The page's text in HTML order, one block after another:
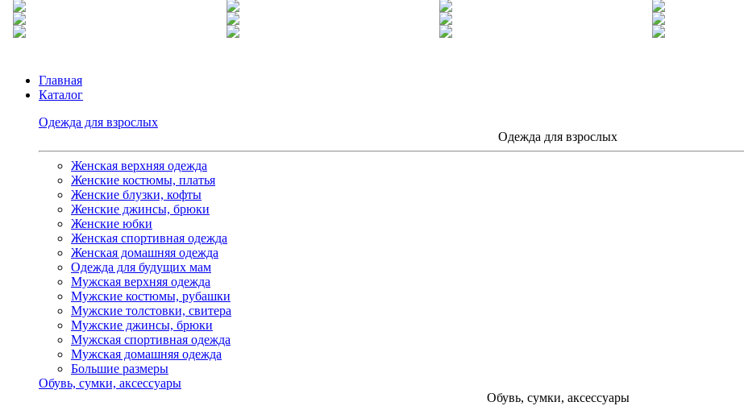
Главная
Каталог
Одежда для взрослых
Одежда для взрослых
Женская верхняя одежда
Женские костюмы, платья
Женские блузки, кофты
Женские джинсы, брюки
Женские юбки
Женская спортивная одежда
Женская домашняя одежда
Одежда для будущих мам
Мужская верхняя одежда
Мужские костюмы, рубашки
Мужские толстовки, свитера
Мужские джинсы, брюки
Мужская спортивная одежда
Мужская домашняя одежда
Большие размеры
Обувь, сумки, аксессуары
Обувь, сумки, аксессуары